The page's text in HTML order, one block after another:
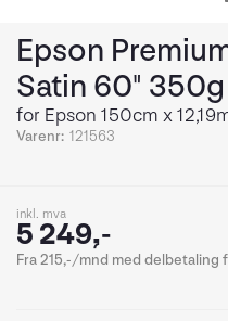
Epson
Satin 60" 350g
for Epson 150cm x
Varenr: 121563
inkl. mva
5 249,-
Fra 215,-/mnd med delbetaling